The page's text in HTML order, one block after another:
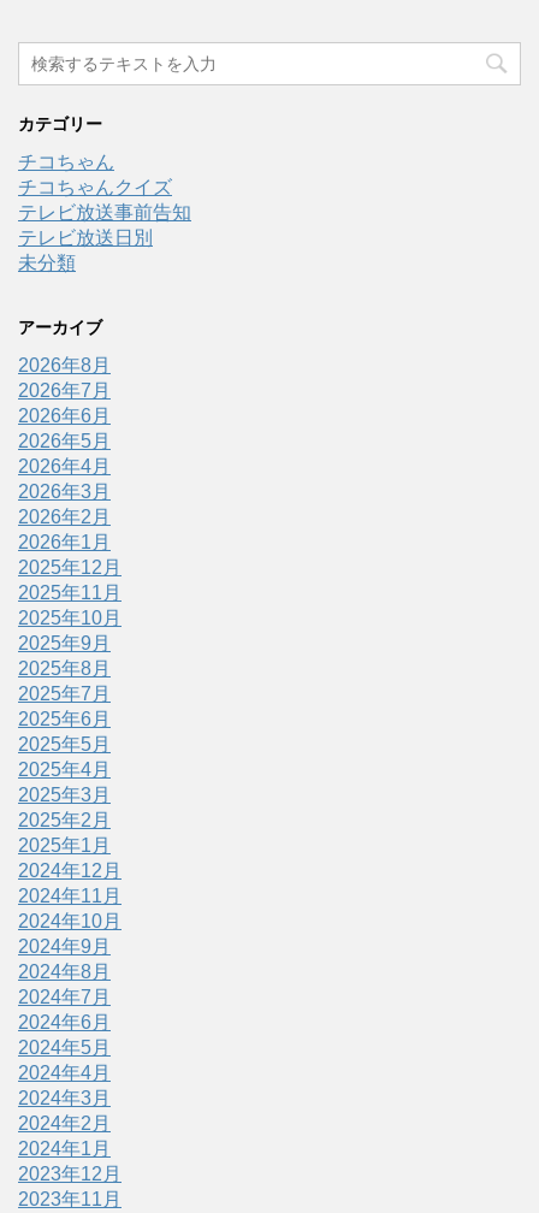
カテゴリー
チコちゃん
チコちゃんクイズ
テレビ放送事前告知
テレビ放送日別
未分類
アーカイブ
2026年8月
2026年7月
2026年6月
2026年5月
2026年4月
2026年3月
2026年2月
2026年1月
2025年12月
2025年11月
2025年10月
2025年9月
2025年8月
2025年7月
2025年6月
2025年5月
2025年4月
2025年3月
2025年2月
2025年1月
2024年12月
2024年11月
2024年10月
2024年9月
2024年8月
2024年7月
2024年6月
2024年5月
2024年4月
2024年3月
2024年2月
2024年1月
2023年12月
2023年11月